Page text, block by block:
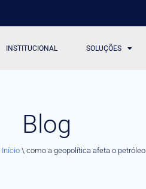
INSTITUCIONAL SOLUÇÕES
Blog
Início \ como a geopolítica afeta o petróleo